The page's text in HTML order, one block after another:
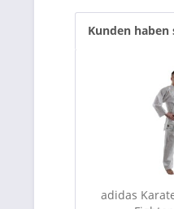
Kunden haben
adidas